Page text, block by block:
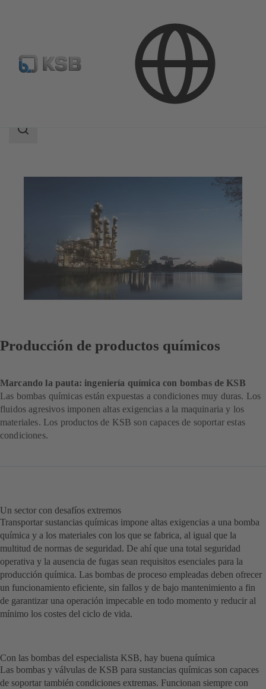
Industria química
Área
Producción de productos químicos
Marcando la pauta: ingeniería química con bombas de KSB
Las bombas químicas están expuestas a condiciones muy duras. Los
fluidos agresivos imponen altas exigencias a la maquinaria y los
materiales. Los productos de KSB son capaces de soportar estas
condiciones.
Un sector con desafíos extremos
Transportar sustancias químicas impone altas exigencias a una bomba
química y a los materiales con los que se fabrica, al igual que la
multitud de normas de seguridad. De ahí que una total seguridad
operativa y la ausencia de fugas sean requisitos esenciales para la
producción química. Las bombas de proceso empleadas deben ofrecer
un funcionamiento eficiente, sin fallos y de bajo mantenimiento a fin
de garantizar una operación impecable en todo momento y reducir al
mínimo los costes del ciclo de vida.
Con las bombas del especialista KSB, hay buena química
Las bombas y válvulas de KSB para sustancias químicas son capaces
de soportar también condiciones extremas. Funcionan siempre con